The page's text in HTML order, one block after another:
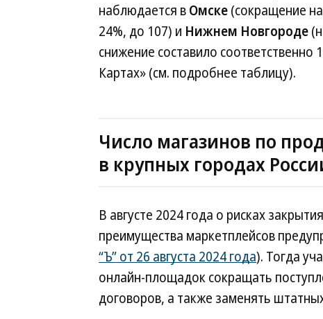
наблюдается вОмске(сокращение
24%, до 107) и Нижнем Новгороде
снижение составило
Картах» (см. подробнее таблицу).
Число магазинов по
в крупных городах
В августе 2024 года о рисках
преимущества маркетплейсов
“Ъ” от 26 августа 2024 года). Тогда
онлайн-площадок сокращать
договоров, а также заменять